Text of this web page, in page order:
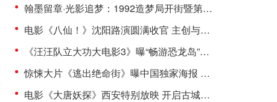
翰墨留章·光影追梦：1992造梦局开街暨第二届“中子星·小说月报影视改编价值潜力榜”发布会在盐城举行
电影《八仙！》沈阳路演圆满收官 主创与观众互赠“东北特色”惊喜
《汪汪队立大功大电影3》曝“畅游恐龙岛”片段 点映口碑升温引共鸣
惊悚大片《逃出绝命街》曝中国独家海报 恐龙步步紧逼压迫感拉满
电影《大唐妖探》西安特别放映 开启古城合家欢奇幻冒险！